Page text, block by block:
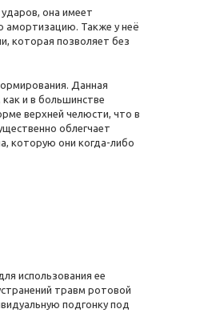
она имеет
амортизацию. Также у неё
которая позволяет без
Данная
и в большинстве
верхней челюсти, что в
облегчает
которую они когда-либо
использования ее
травм ротовой
подгонку под